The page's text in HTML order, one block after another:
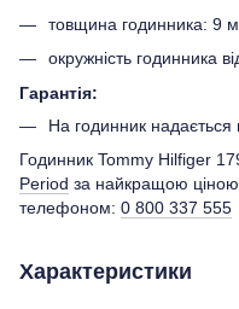
товщина годинника: 9
окружність годинника
Гарантія:
На годинник надається
Годинник Tommy Hilfiger
Period за найкращою ціною.
телефоном: 0 800 337 555
Характеристики